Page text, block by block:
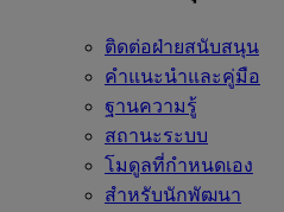
ติดต่อฝ่ายสนับสนุน
คำแนะนำและคู่มือ
ฐานความรู้
สถานะระบบ
โมดูลที่กำหนดเอง
สำหรับนักพัฒนา